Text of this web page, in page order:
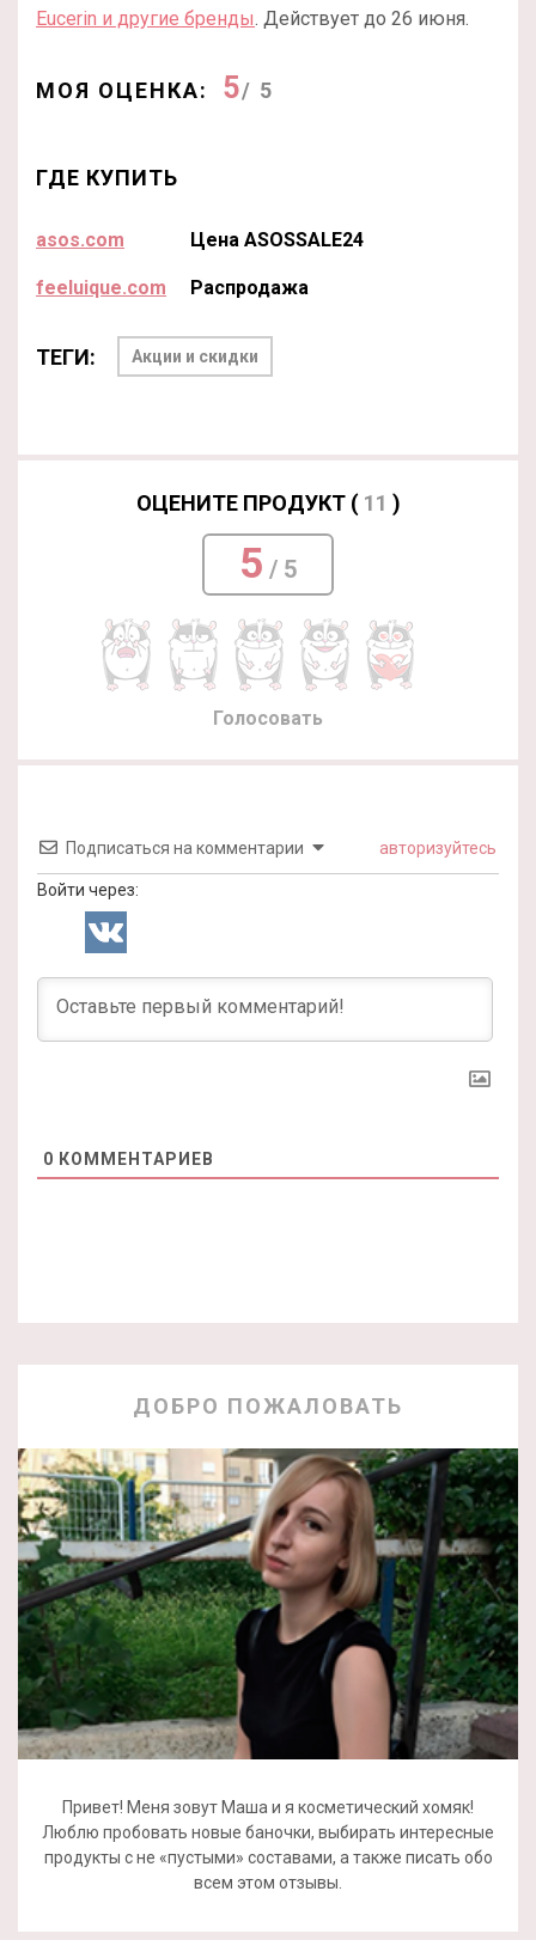
Eucerin и другие бренды. Действует до 26 июня.
МОЯ ОЦЕНКА: 5/ 5
ГДЕ КУПИТЬ
asos.com Цена ASOSSALE24
feeluique.com Распродажа
ТЕГИ: Акции и скидки
ОЦЕНИТЕ ПРОДУКТ ( 11 )
5 / 5
Голосовать
Подписаться на комментарии авторизуйтесь
Войти через:
0 КОММЕНТАРИЕВ
ДОБРО ПОЖАЛОВАТЬ
Привет! Меня зовут Маша и я косметический хомяк!
Люблю пробовать новые баночки, выбирать интересные
продукты с не «пустыми» составами, а также писать обо
всем этом отзывы.